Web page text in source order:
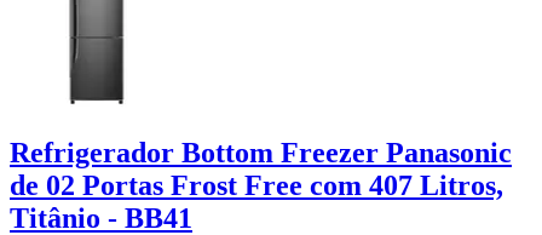
Refrigerador Bottom Freezer Panasonic
de 02 Portas Frost Free com 407 Litros,
Titânio - BB41